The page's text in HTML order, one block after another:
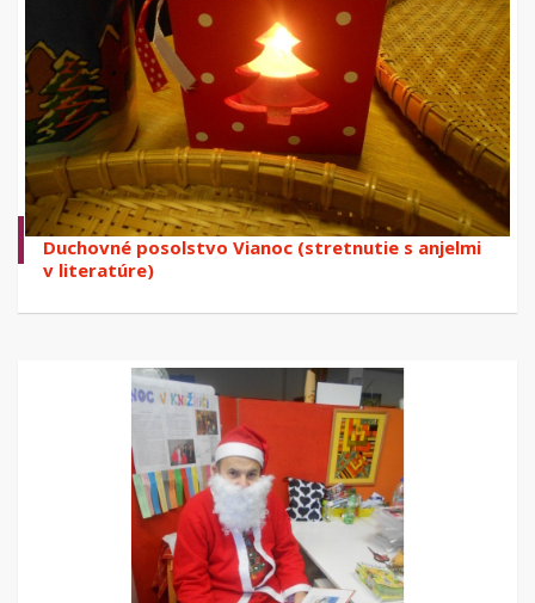
Duchovné posolstvo Vianoc (stretnutie s anjelmi
v literatúre)